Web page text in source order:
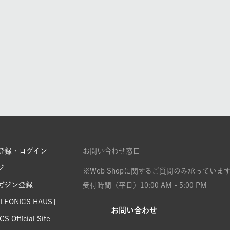
録・ログイン
ジン登録
HAUS」
Official Site
お問い合わせ窓口
※Web Shopに関するご質問のみ承っていま
受付時間（平日）10:00 AM - 5:00 PM
お問い合わせ